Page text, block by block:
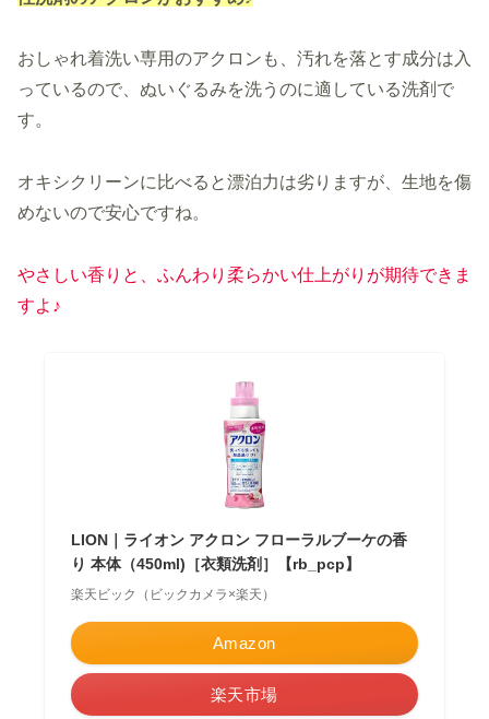
おしゃれ着洗い専用のアクロンも、汚れを落とす成分は入
っているので、ぬいぐるみを洗うのに適している洗剤で
す。
オキシクリーンに比べると漂泊力は劣りますが、生地を傷
めないので安心ですね。
やさしい香りと
ふんわり柔らかい仕上がりが期待できま
すよ♪
LION｜ライオン アクロン フローラルブーケの香
り 本体（450ml)［衣類洗剤］【rb_pcp】
楽天ビック（ビックカメラ×楽天）
Amazon
楽天市場